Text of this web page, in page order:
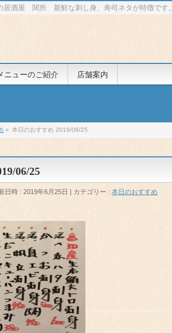
居酒屋 関所 新鮮な刺し身、寿司ネタが特徴です。
ニューのご紹介 店舗案内
» 本日のおすすめ 2019/06/25
06/25
日時 : 2019年6月25日 カテゴリー : 本日のおすすめ